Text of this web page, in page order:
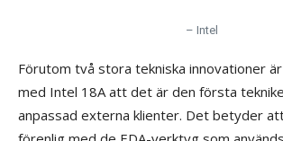
– Intel
Förutom två stora tekniska innovationer
med Intel 18A att det är den första
anpassad externa klienter. Det betyder